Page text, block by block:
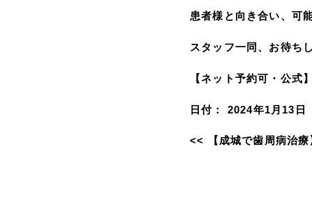
患者様と向き合い、可
スタッフ一同、お待ち
【ネット予約可・公式
日付： 2024年1月13日
<< 【成城で歯周病治